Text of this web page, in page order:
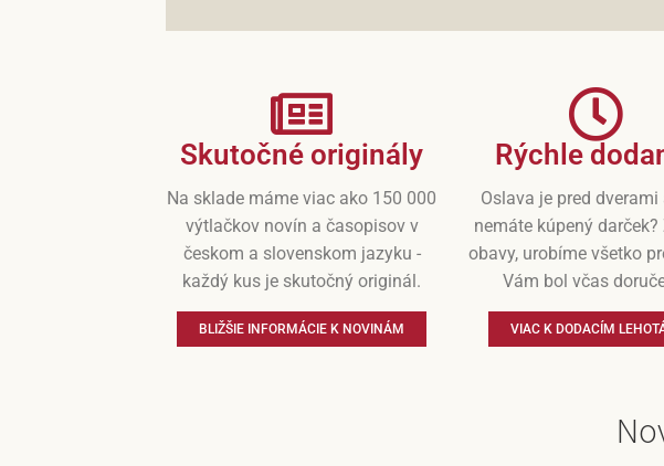
Skutočné originály
Na sklade máme viac ako 150 000
výtlačkov novín a časopisov v
českom a slovenskom jazyku -
každý kus je skutočný originál.
BLIŽŠIE INFORMÁCIE K NOVINÁM
Rýchle
Oslava je pred dverami
nemáte kúpený darček?
obavy, urobíme všetko
Vám bol včas
VIAC K DODACÍM